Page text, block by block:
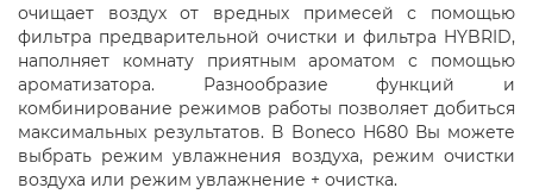
очищает воздух от вредных примесей с помощью
фильтра предварительной очистки и фильтра HYBRID,
наполняет комнату приятным ароматом с помощью
ароматизатора. Разнообразие функций и
комбинирование режимов работы позволяет добиться
максимальных результатов. В Boneco H680 Вы можете
выбрать режим увлажнения воздуха, режим очистки
воздуха или режим увлажнение + очистка.